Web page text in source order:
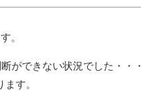
。
ができない状況でした・・・
す。